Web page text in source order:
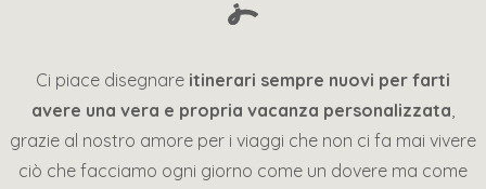
Ci piace disegnare itinerari sempre nuovi per farti
avere una vera e propria vacanza personalizzata,
grazie al nostro amore per i viaggi che non ci fa mai vivere
ciò che facciamo ogni giorno come un dovere ma come